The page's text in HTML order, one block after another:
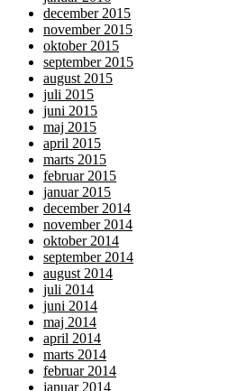
december 2015
november 2015
oktober 2015
september 2015
august 2015
juli 2015
juni 2015
maj 2015
april 2015
marts 2015
februar 2015
januar 2015
december 2014
november 2014
oktober 2014
september 2014
august 2014
juli 2014
juni 2014
maj 2014
april 2014
marts 2014
februar 2014
januar 2014